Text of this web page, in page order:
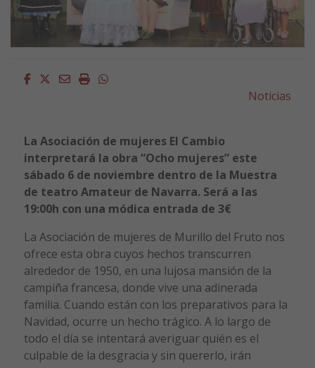
Facebook
Twitter
EmailImprimirWhatsapp
Noticias
La Asociación de mujeres El Cambio
interpretará la obra “Ocho mujeres” este
sábado 6 de noviembre dentro de la Muestra
de teatro Amateur de Navarra. Será a las
19:00h con una módica entrada de 3€
La Asociación de mujeres de Murillo del Fruto nos
ofrece esta obra cuyos hechos transcurren
alrededor de 1950, en una lujosa mansión de la
campiña francesa, donde vive una adinerada
familia. Cuando están con los preparativos para la
Navidad, ocurre un hecho trágico. A lo largo de
todo el día se intentará averiguar quién es el
culpable de la desgracia y sin quererlo, irán